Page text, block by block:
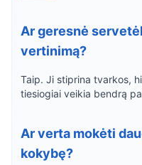
Ar geresnė
vertinimą?
Taip. Ji stiprina tvarkos,
tiesiogiai veikia bendrą
Ar verta mokėti
kokybę?